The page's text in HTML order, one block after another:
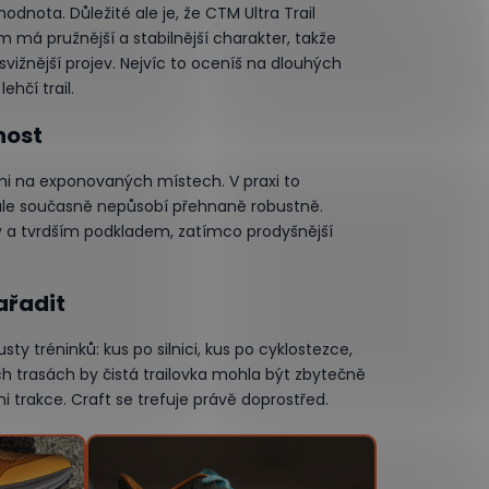
Důležité ale je, že CTM Ultra Trail
má pružnější a stabilnější charakter, takže
projev. Nejvíc to oceníš na dlouhých
trail.
na exponovaných místech. V praxi to
současně nepůsobí přehnaně robustně.
a tvrdším podkladem, zatímco prodyšnější
tréninků: kus po silnici, kus po cyklostezce,
trasách by čistá trailovka mohla být zbytečně
trakce. Craft se trefuje právě doprostřed.